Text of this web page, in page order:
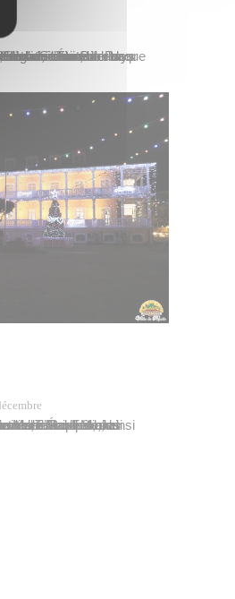
de la commune et leurs familles ainsi que du chanteur John Menezes,…